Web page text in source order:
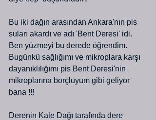
Bu iki dağın arasından Ankara'nın pis
suları akardı ve adı 'Bent Deresi' idi.
Ben yüzmeyi bu derede öğrendim.
Bugünkü sağlığımı ve mikroplara karşı
dayanıklılığımı pis Bent Deresi'nin
mikroplarına borçluyum gibi geliyor
bana !!!
Derenin Kale Dağı tarafında dere